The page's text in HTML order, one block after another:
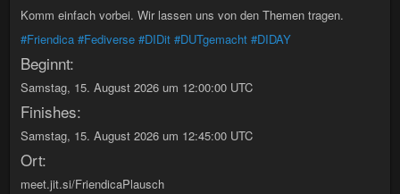
Komm einfach vorbei. Wir lassen uns von den Themen tragen.
#Friendica #Fediverse #DIDit #DUTgemacht #DIDAY
Beginnt:
Samstag, 15. August 2026 um 12:00:00 UTC
Finishes:
Samstag, 15. August 2026 um 12:45:00 UTC
Ort:
meet.jit.si/FriendicaPlausch